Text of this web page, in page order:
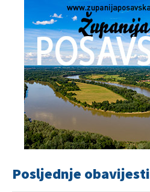
Posljednje obavijesti